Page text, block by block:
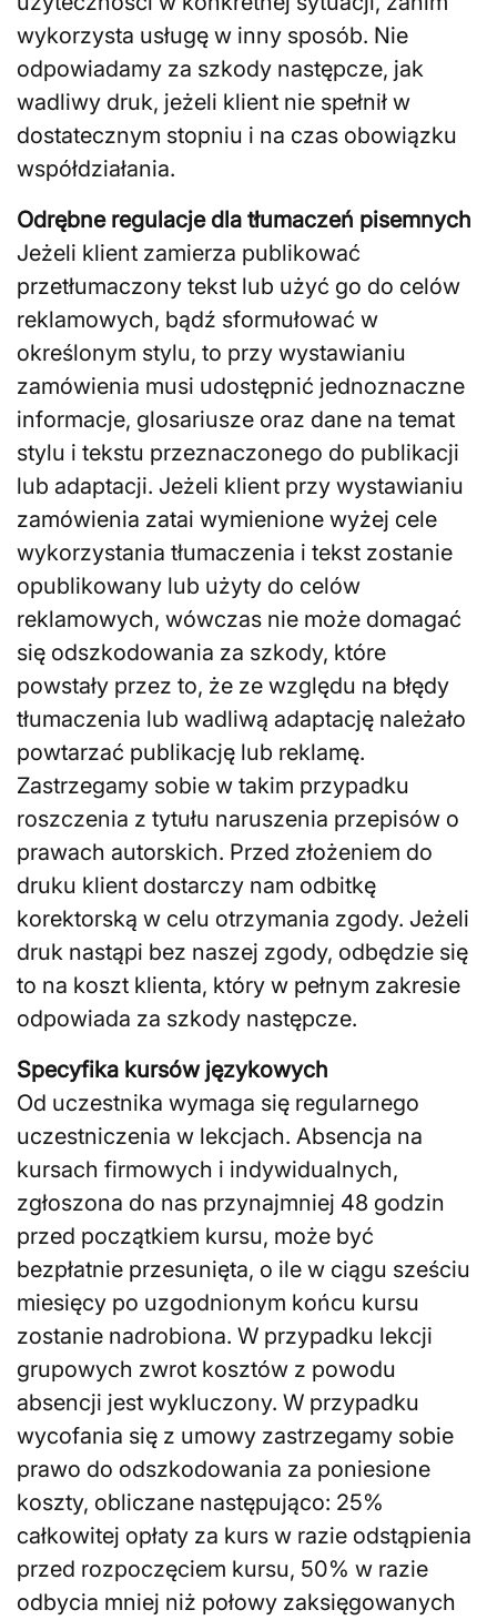
wykorzysta usługę w inny sposób. Nie
odpowiadamy za szkody następcze, jak
wadliwy druk, jeżeli klient nie spełnił w
dostatecznym stopniu i na czas obowiązku
współdziałania.
Odrębne regulacje dla tłumaczeń pisemnych
Jeżeli klient zamierza publikować
przetłumaczony tekst lub użyć go do celów
reklamowych, bądź sformułować w
określonym stylu, to przy wystawianiu
zamówienia musi udostępnić jednoznaczne
informacje, glosariusze oraz dane na temat
stylu i tekstu przeznaczonego do publikacji
lub adaptacji. Jeżeli klient przy wystawianiu
zamówienia zatai wymienione wyżej cele
wykorzystania tłumaczenia i tekst zostanie
opublikowany lub użyty do celów
reklamowych, wówczas nie może domagać
się odszkodowania za szkody, które
powstały przez to, że ze względu na błędy
tłumaczenia lub wadliwą adaptację należało
powtarzać publikację lub reklamę.
Zastrzegamy sobie w takim przypadku
roszczenia z tytułu naruszenia przepisów o
prawach autorskich. Przed złożeniem do
druku klient dostarczy nam odbitkę
korektorską w celu otrzymania zgody. Jeżeli
druk nastąpi bez naszej zgody, odbędzie się
to na koszt klienta, który w pełnym zakresie
odpowiada za szkody następcze.
Specyfika kursów językowych
Od uczestnika wymaga się regularnego
uczestniczenia w lekcjach. Absencja na
kursach firmowych i indywidualnych,
zgłoszona do nas przynajmniej 48 godzin
przed początkiem kursu, może być
bezpłatnie przesunięta, o ile w ciągu sześciu
miesięcy po uzgodnionym końcu kursu
zostanie nadrobiona. W przypadku lekcji
grupowych zwrot kosztów z powodu
absencji jest wykluczony. W przypadku
wycofania się z umowy zastrzegamy sobie
prawo do odszkodowania za poniesione
koszty, obliczane następująco: 25%
całkowitej opłaty za kurs w razie odstąpienia
przed rozpoczęciem kursu, 50% w razie
odbycia mniej niż połowy zaksięgowanych